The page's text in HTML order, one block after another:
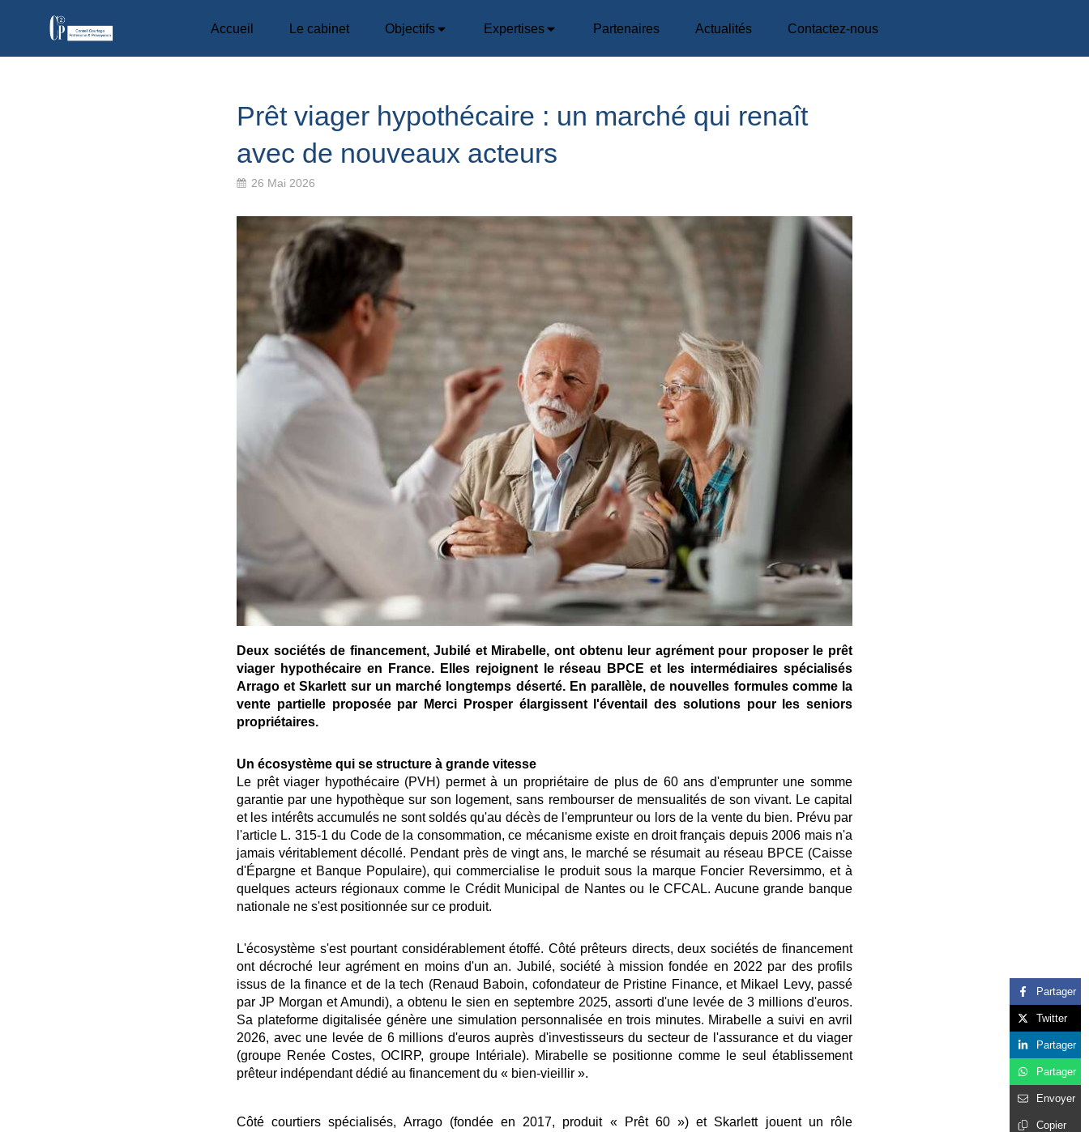
Accueil Le cabinet Objectifs Expertises Partenaires Actualités Contactez-nous
Prêt viager hypothécaire : un marché qui renaît
avec de nouveaux acteurs
26 Mai 2026
Deux sociétés de financement, Jubilé et Mirabelle, ont obtenu leur agrément pour proposer le prêt
viager hypothécaire en France. Elles rejoignent le réseau BPCE et les intermédiaires spécialisés
Arrago et Skarlett sur un marché longtemps déserté. En parallèle, de nouvelles formules comme la
vente partielle proposée par Merci Prosper élargissent l'éventail des solutions pour les seniors
propriétaires.
Un écosystème qui se structure à grande vitesse
Le prêt viager hypothécaire (PVH) permet à un propriétaire de plus de 60 ans d'emprunter une somme
garantie par une hypothèque sur son logement, sans rembourser de mensualités de son vivant. Le capital
et les intérêts accumulés ne sont soldés qu'au décès de l'emprunteur ou lors de la vente du bien. Prévu par
l'article L. 315-1 du Code de la consommation, ce mécanisme existe en droit français depuis 2006 mais n'a
jamais véritablement décollé. Pendant près de vingt ans, le marché se résumait au réseau BPCE (Caisse
d'Épargne et Banque Populaire), qui commercialise le produit sous la marque Foncier Reversimmo, et à
quelques acteurs régionaux comme le Crédit Municipal de Nantes ou le CFCAL. Aucune grande banque
nationale ne s'est positionnée sur ce produit.
L'écosystème s'est pourtant considérablement étoffé. Côté prêteurs directs, deux sociétés de financement
ont décroché leur agrément en moins d'un an. Jubilé, société à mission fondée en 2022 par des profils
issus de la finance et de la tech (Renaud Baboin, cofondateur de Pristine Finance, et Mikael Levy, passé
par JP Morgan et Amundi), a obtenu le sien en septembre 2025, assorti d'une levée de 3 millions d'euros.
Sa plateforme digitalisée génère une simulation personnalisée en trois minutes. Mirabelle a suivi en avril
2026, avec une levée de 6 millions d'euros auprès d'investisseurs du secteur de l'assurance et du viager
(groupe Renée Costes, OCIRP, groupe Intériale). Mirabelle se positionne comme le seul établissement
prêteur indépendant dédié au financement du « bien-vieillir ».
Côté courtiers spécialisés, Arrago (fondée en 2017, produit « Prêt 60 ») et Skarlett jouent un rôle
Partager
Twitter
Partager
Partager
Envoyer
Copier